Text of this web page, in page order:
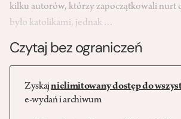
kilku autorów, którzy zapoczątkowali nurt
było katolikami, jednak…
Czytaj bez ograniczeń
Zyskajnielimitowany dostęp do
e-wydań i archiwum